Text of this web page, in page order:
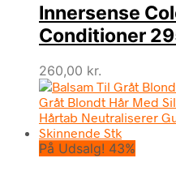
var:
115,00 kr..
er:
Innersense
Conditioner
260,00 kr.
På Udsalg! 43%